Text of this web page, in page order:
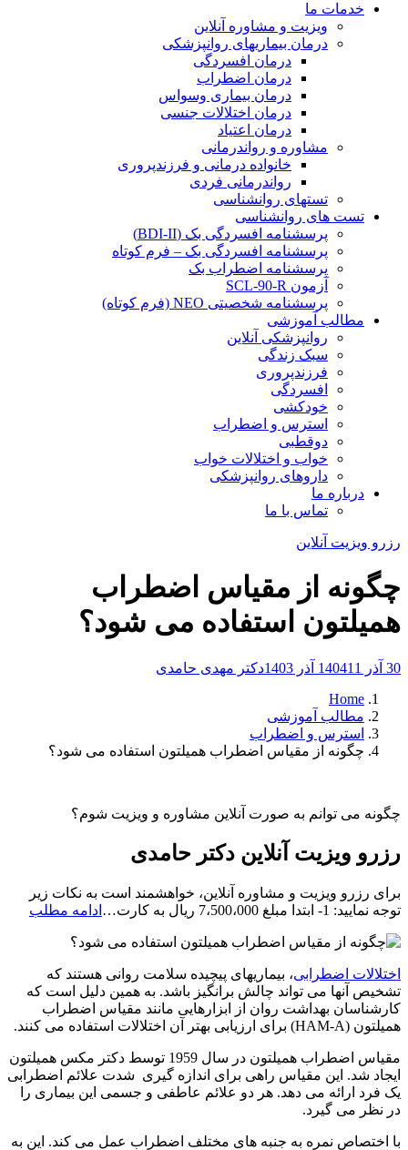
خدمات ما
ویزیت و مشاوره آنلاین
درمان بیماریهای روانپزشکی
درمان افسردگی
درمان اضطراب
درمان بیماری وسواس
درمان اختلالات جنسی
درمان اعتیاد
مشاوره و رواندرمانی
خانواده درمانی و فرزندپروری
رواندرمانی فردی
تستهای روانشناسی
تست های روانشناسی
پرسشنامه افسردگی بک (BDI-II)
پرسشنامه افسردگی بک – فرم کوتاه
پرسشنامه اضطراب بک
آزمون SCL-90-R
پرسشنامه شخصیتی NEO (فرم کوتاه)
مطالب آموزشی
روانپزشکی آنلاین
سبک زندگی
فرزندپروری
افسردگی
خودکشی
استرس و اضطراب
دوقطبی
خواب و اختلالات خواب
داروهای روانپزشکی
درباره ما
تماس با ما
رزرو ویزیت آنلاین
چگونه از مقیاس اضطراب
همیلتون استفاده می شود؟
30 آذر 1404 11 آذر 1403
دکتر مهدی حامدی
Home
مطالب آموزشی
استرس و اضطراب
چگونه از مقیاس اضطراب همیلتون استفاده می شود؟
چگونه می توانم به صورت آنلاین مشاوره و ویزیت شوم؟
رزرو ویزیت آنلاین دکتر حامدی
برای رزرو ویزیت و مشاوره آنلاین، خواهشمند است به نکات زیر
توجه نمایید: 1- ابتدا مبلغ 7،500،000 ریال به کارت…
ادامه مطلب
اختلالات اضطرابی، بیماریهای پیچیده سلامت روانی هستند که
تشخیص آنها می تواند چالش برانگیز باشد. به همین دلیل است که
کارشناسان بهداشت روان از ابزارهایی مانند مقیاس اضطراب
همیلتون (HAM-A) برای ارزیابی بهتر آن اختلالات استفاده می کنند.
مقیاس اضطراب همیلتون در سال 1959 توسط دکتر مکس همیلتون
ایجاد شد. این مقیاس راهی برای اندازه گیری شدت علائم اضطرابی
یک فرد ارائه می دهد. هر دو علائم عاطفی و جسمی این بیماری را
در نظر می گیرد.
با اختصاص نمره به جنبه های مختلف اضطراب عمل می کند. این به